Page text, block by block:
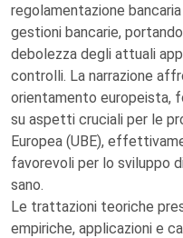
regolamentazione
gestioni bancarie,
debolezza degli attuali
controlli. La narrazione
orientamento europeista,
su aspetti cruciali per le
Europea (UBE),
favorevoli per lo sviluppo
sano.
Le trattazioni teoriche
empiriche, applicazioni e